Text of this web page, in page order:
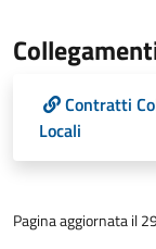
Contratti
Locali
Pagina aggiornata il